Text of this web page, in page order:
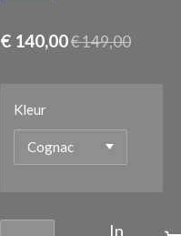
€ 140,00€ 149,00
Kleur
In